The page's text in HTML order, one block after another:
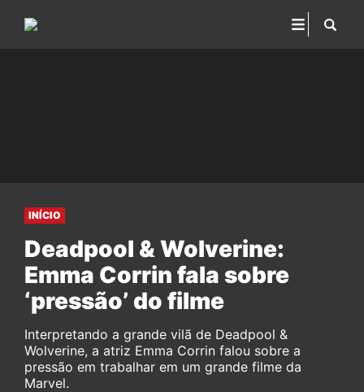
INÍCIO
Deadpool & Wolverine:
Emma Corrin fala sobre
‘pressão’ do filme
Interpretando a grande vilã de Deadpool &
Wolverine, a atriz Emma Corrin falou sobre a
pressão em trabalhar em um grande filme da
Marvel.